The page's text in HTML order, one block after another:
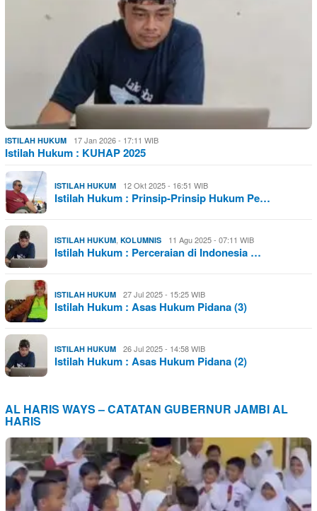
ISTILAH HUKUM 17 Jan 2026 - 17:11 WIB
Istilah Hukum : KUHAP 2025
ISTILAH HUKUM 12 Okt 2025 - 16:51 WIB
Istilah Hukum : Prinsip-Prinsip Hukum Pe…
ISTILAH HUKUM, KOLUMNIS 11 Agu 2025 - 07:11 WIB
Istilah Hukum : Perceraian di Indonesia …
ISTILAH HUKUM 27 Jul 2025 - 15:25 WIB
Istilah Hukum : Asas Hukum Pidana (3)
ISTILAH HUKUM 26 Jul 2025 - 14:58 WIB
Istilah Hukum : Asas Hukum Pidana (2)
AL HARIS WAYS – CATATAN GUBERNUR JAMBI AL
HARIS